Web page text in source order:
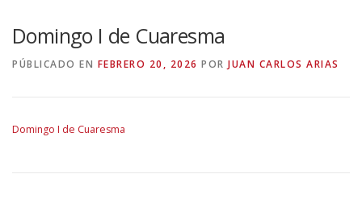
SACRAMENTOS CALENDARIO PARROQUIAL 2024
Domingo I de Cuaresma
PÚBLICADO EN FEBRERO 20, 2026 POR JUAN CARLOS ARIAS
Domingo I de Cuaresma